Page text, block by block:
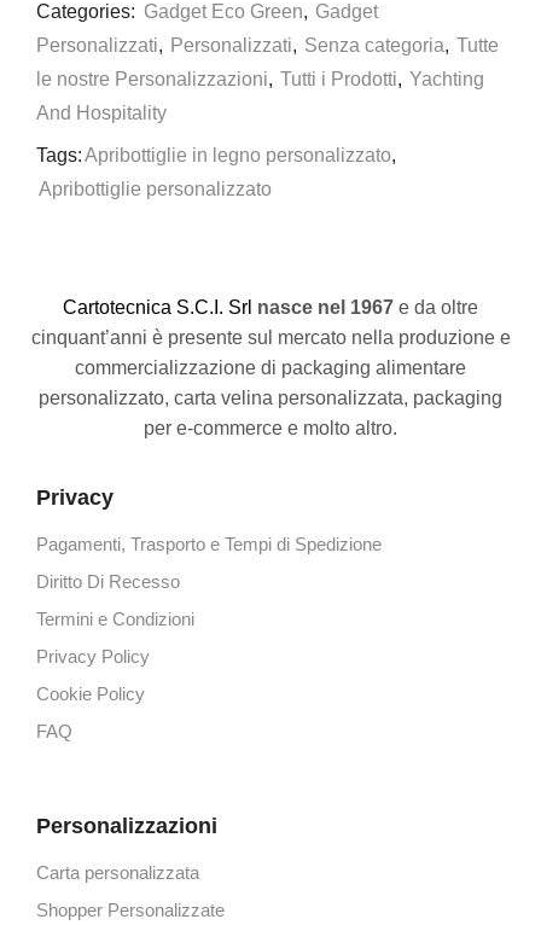
Categories: Gadget Eco Green, Gadget
Personalizzati, Personalizzati, Senza categoria, Tutte
le nostre Personalizzazioni, Tutti i Prodotti, Yachting
And Hospitality
Tags:Apribottiglie in legno personalizzato,
Apribottiglie personalizzato
Cartotecnica S.C.I. Srl nasce nel 1967 e da oltre
cinquant’anni è presente sul mercato nella produzione e
commercializzazione di packaging alimentare
personalizzato, carta velina personalizzata, packaging
per e-commerce e molto altro.
Privacy
Pagamenti, Trasporto e Tempi di Spedizione
Diritto Di Recesso
Termini e Condizioni
Privacy Policy
Cookie Policy
FAQ
Personalizzazioni
Carta personalizzata
Shopper Personalizzate